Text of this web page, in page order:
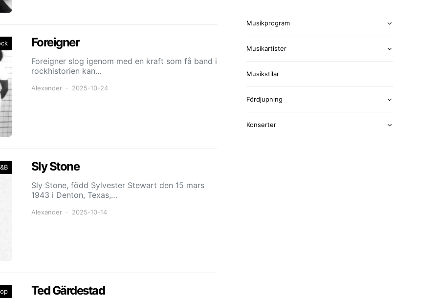
Foreigner
Foreigner slog igenom med en kraft som få band i
rockhistorien kan…
Alexander 2025-10-24
Sly Stone
Sly Stone, född Sylvester Stewart den 15 mars
1943 i Denton, Texas,…
Alexander 2025-10-14
Ted Gärdestad
Musikprogram
Musikartister
Musikstilar
Fördjupning
Konserter